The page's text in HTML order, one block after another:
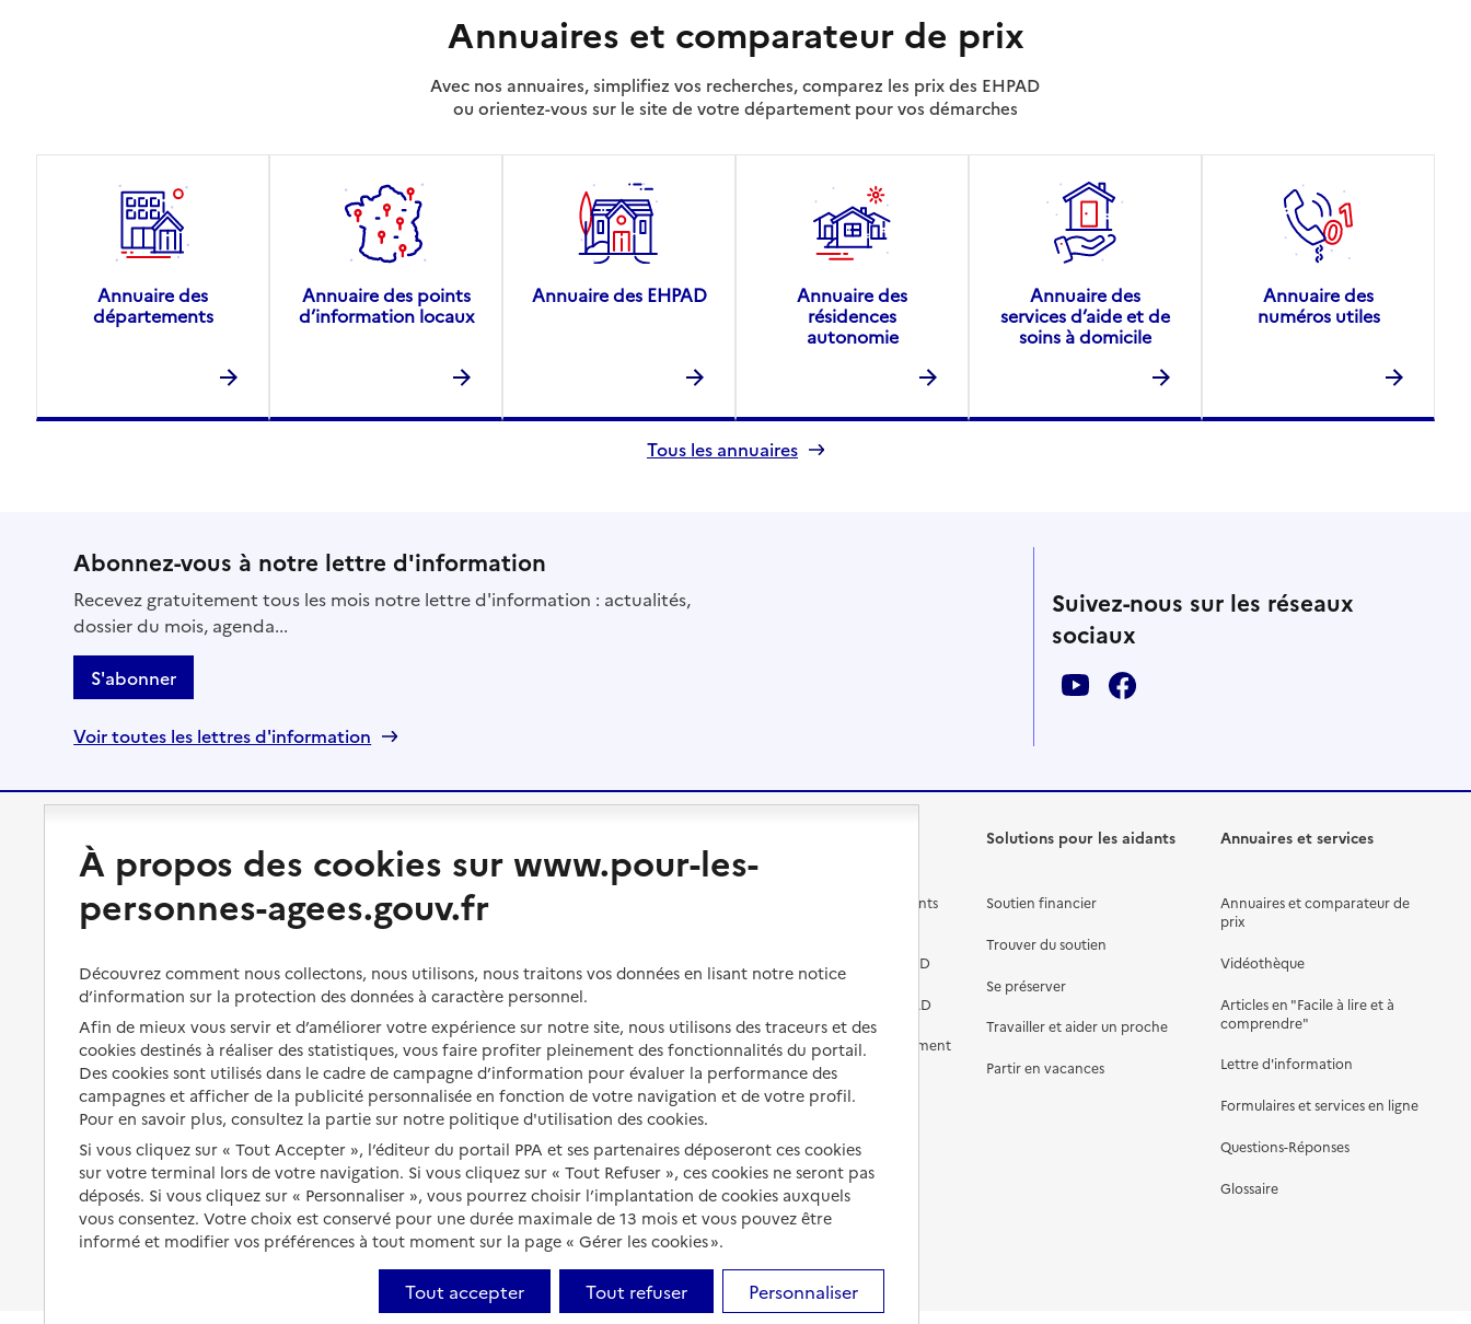
Annuaires et comparateur de prix
Avec nos annuaires, simplifiez vos recherches, comparez les prix des EHPAD
ou orientez-vous sur le site de votre département pour vos démarches
Annuaire des
départements
Annuaire des points
d’information locaux
Annuaire des EHPAD
Annuaire des
résidences
autonomie
Annuaire des
services d’aide et de
soins à domicile
Annuaire des
numéros utiles
Tous les annuaires
Abonnez-vous à notre lettre d'information
Recevez gratuitement tous les mois notre lettre d'information : actualités,
dossier du mois, agenda...
S'abonner
Voir toutes les lettres d'information
Suivez-nous sur les réseaux
sociaux
Perte d'autonomie : évaluation
et droits
s'équiper
Préserver son autonomie et sa
Organiser à l'avance sa propre
protection
Les mesures de protection
Les obligations de la famille
À qui s’adresser ?
Bénéficier d'aide à domicile
Aides financières
Solutions d'accueil temporaire
Partager son logement
Vivre à domicile avec une
maladie ou un handicap
Être hospitalisé
Fin de vie à domicile
Vivre chez un proche
Vivre en accueil familial
Autres solutions de logement
Les différents établissements
Préparer l'entrée en EHPAD
Aides financières en EHPAD
Prévention, accompagnement
Comprendre les prix en
Droits en EHPAD
Fin de vie en EHPAD
Solutions pour les aidants
Soutien financier
Trouver du soutien
Se préserver
Travailler et aider un proche
Partir en vacances
Annuaires et services
Annuaires et comparateur de
prix
Vidéothèque
Articles en "Facile à lire et à
comprendre"
Lettre d'information
Formulaires et services en ligne
Questions-Réponses
Glossaire
À propos des cookies sur www.pour-les-
personnes-agees.gouv.fr
Découvrez comment nous collectons, nous utilisons, nous traitons vos données en lisant notre notice
d’information sur la protection des données à caractère personnel.
Afin de mieux vous servir et d’améliorer votre expérience sur notre site, nous utilisons des traceurs et des
cookies destinés à réaliser des statistiques, vous faire profiter pleinement des fonctionnalités du portail.
Des cookies sont utilisés dans le cadre de campagne d’information pour évaluer la performance des
campagnes et afficher de la publicité personnalisée en fonction de votre navigation et de votre profil.
Pour en savoir plus, consultez la partie sur notre politique d'utilisation des cookies.
Si vous cliquez sur « Tout Accepter », l’éditeur du portail PPA et ses partenaires déposeront ces cookies
sur votre terminal lors de votre navigation. Si vous cliquez sur « Tout Refuser », ces cookies ne seront pas
déposés. Si vous cliquez sur « Personnaliser », vous pourrez choisir l’implantation de cookies auxquels
vous consentez. Votre choix est conservé pour une durée maximale de 13 mois et vous pouvez être
informé et modifier vos préférences à tout moment sur la page « Gérer les cookies ».
Tout accepter Tout refuser Personnaliser